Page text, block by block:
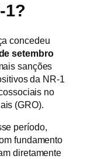
1?
concedeu
setembro
sanções
da NR-1
no
(GRO).
período,
fundamento
diretamente